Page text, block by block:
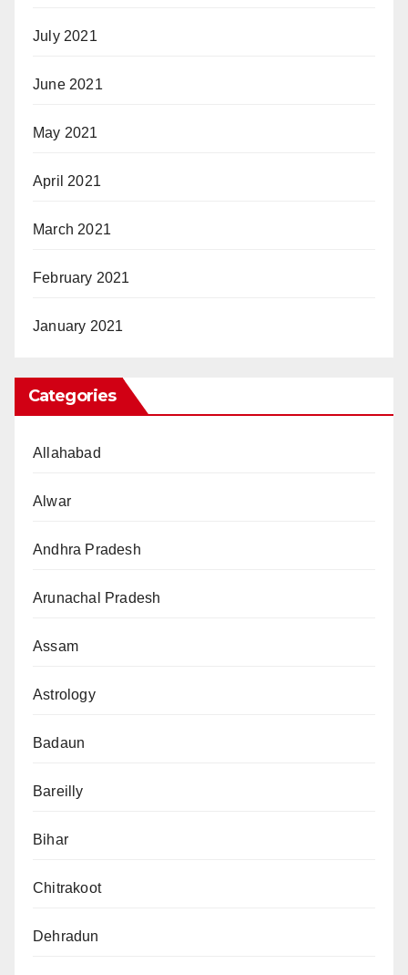
July 2021
June 2021
May 2021
April 2021
March 2021
February 2021
January 2021
Categories
Allahabad
Alwar
Andhra Pradesh
Arunachal Pradesh
Assam
Astrology
Badaun
Bareilly
Bihar
Chitrakoot
Dehradun